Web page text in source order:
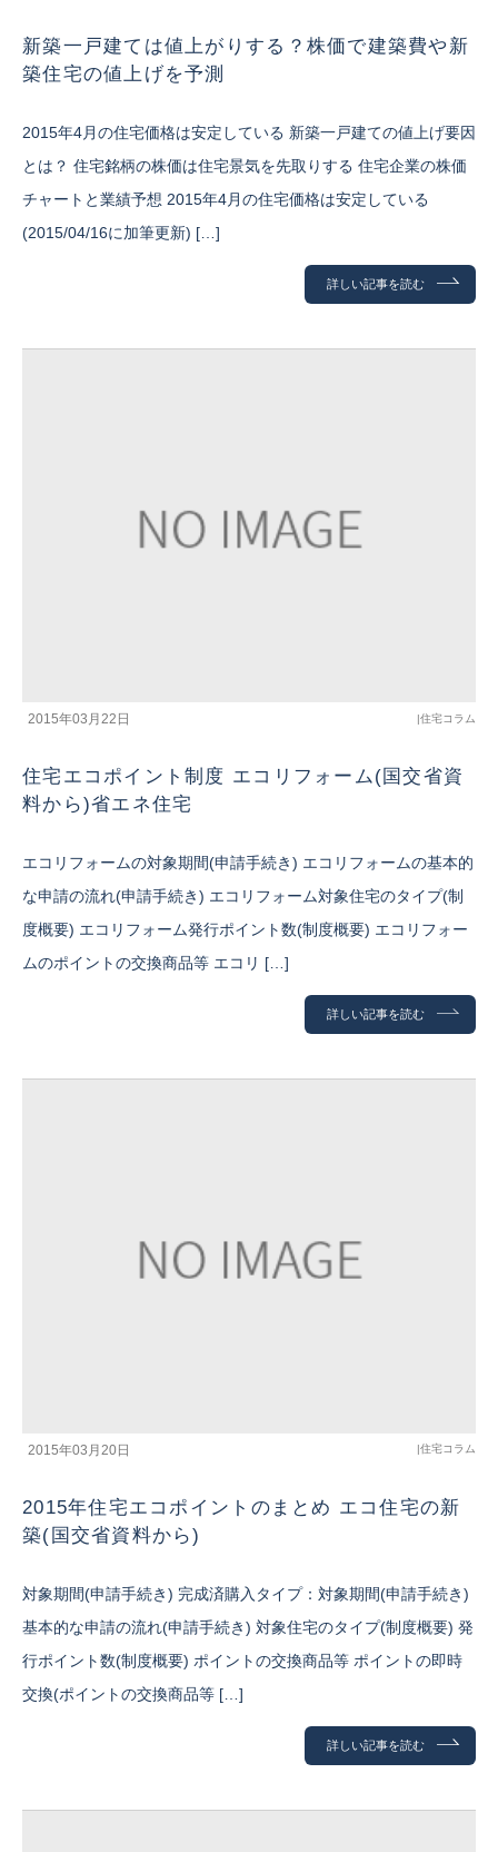
新築一戸建ては値上がりする？株価で建築費や新
築住宅の値上げを予測
2015年4月の住宅価格は安定している 新築一戸建ての値上げ要因
とは？ 住宅銘柄の株価は住宅景気を先取りする 住宅企業の株価
チャートと業績予想 2015年4月の住宅価格は安定している
(2015/04/16に加筆更新) […]
詳しい記事を読む
2015年03月22日 |住宅コラム
住宅エコポイント制度 エコリフォーム(国交省資
料から)省エネ住宅
エコリフォームの対象期間(申請手続き) エコリフォームの基本的
な申請の流れ(申請手続き) エコリフォーム対象住宅のタイプ(制
度概要) エコリフォーム発行ポイント数(制度概要) エコリフォー
ムのポイントの交換商品等 エコリ […]
詳しい記事を読む
2015年03月20日 |住宅コラム
2015年住宅エコポイントのまとめ エコ住宅の新
築(国交省資料から)
対象期間(申請手続き) 完成済購入タイプ：対象期間(申請手続き)
基本的な申請の流れ(申請手続き) 対象住宅のタイプ(制度概要) 発
行ポイント数(制度概要) ポイントの交換商品等 ポイントの即時
交換(ポイントの交換商品等 […]
詳しい記事を読む